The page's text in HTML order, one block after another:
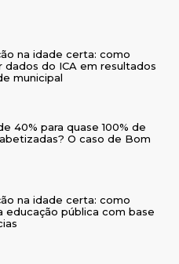
na idade certa: como
dados do ICA em resultados
municipal
40% para quase 100% de
O caso de Bom
na idade certa: como
educação pública com base